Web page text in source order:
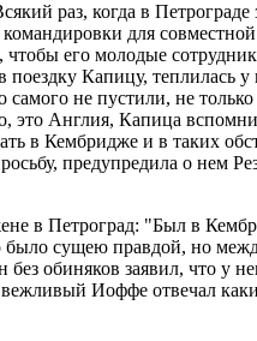
раз, когда в
для
его молодые
Капицу, теплилась у
самого не пустили, не
это Англия, Капица
в Кембридже и в таких
предупредила о нем
в Петроград: "Был в
сущею правдой, но
обиняков заявил, что у
вежливый Иоффе отвечал